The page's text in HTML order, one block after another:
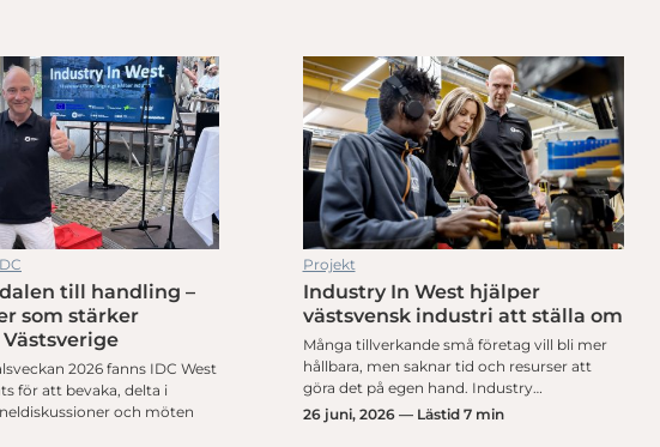
till handling –
som stärker
2026 fanns IDC West
för att bevaka, delta i
och möten
Projekt
Industry In West hjälper
västsvensk industri att ställa om
Många tillverkande små företag vill bli mer
hållbara, men saknar tid och resurser att
göra det på egen hand. Industry…
26 juni, 2026 — Lästid 7 min